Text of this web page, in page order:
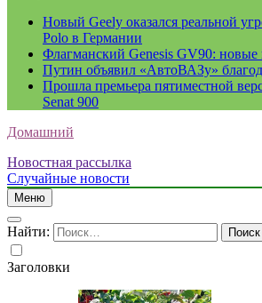
Новый Geely оказался реальной
Polo в Германии
Флагманский Genesis GV90: новые
Путин объявил «АвтоВАЗу»
Прошла премьера пятиместной
Senat 900
Домашний
Новостная рассылка
Случайные новости
Меню
Найти:
Заголовки